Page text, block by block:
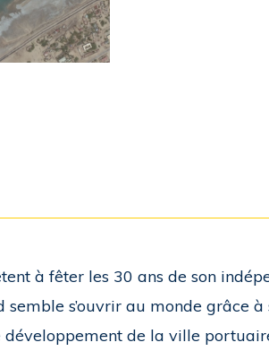
à fêter les 30 ans de son
s’ouvrir au monde grâce
de la ville